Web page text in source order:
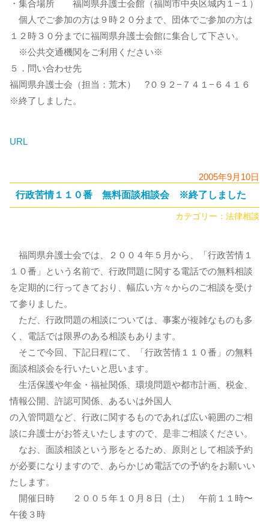
・集合場所 福岡県弁護士会館（福岡市中央区城内１−１）
個人でご参加の方は９時２０分まで、団体でご参加の方は
１２時３０分までに福岡県弁護士会館に集合して下さい。
※公共交通機関をご利用ください※
５．問い合わせ先
福岡県弁護士会（担当：荒木） ?０９２−７４１−６４１６
※終了しました。
URL
2005年9月10日
行政苦情１１０番 無料面談相談会 ※終了しました
カテゴリー： 法律相談
福岡県弁護士会では、２００４年５月から、「行政苦情１
１０番」という名前で、行政問題に関する電話での無料相談
を定期的に行ってきており、幅広い方々からのご相談を受け
て参りました。
ただ、行政問題の相談については、事案が複雑なものも多
く、電話では限界のある相談もあります。
そこで今回、下記日程にて、「行政苦情１１０番」の無料
面談相談会を行いたいと思います。
生活保護や年金・福祉関係、環境問題や都市計画、税金、
情報公開、許認可関係、あるいは外国人
の入管問題など、行政に関するものであれば広い範囲のご相
談に弁護士がお答えいたしますので、是非ご相談ください。
なお、面談相談という形をとるため、原則として相談予約
が必要になりますので、あらかじめ電話での予\約をお願いい
たします。
開催日時 ２００５年１０月８日（土） 午前１１時〜
午後３時